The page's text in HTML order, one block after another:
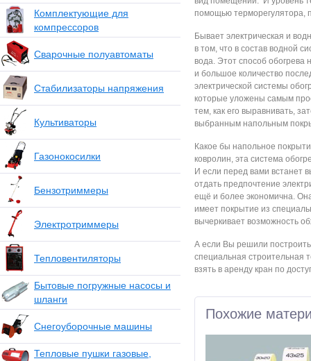
Комплектующие для
компрессоров
Сварочные полуавтоматы
Стабилизаторы напряжения
Культиваторы
Газонокосилки
Бензотриммеры
Электротриммеры
Тепловентиляторы
Бытовые погружные насосы и
шланги
Снегоуборочные машины
Тепловые пушки газовые,
помощью терморегулятора,
Бывает электрическая и
в том, что в состав водной
вода. Этот способ обогрева
и большое количество
электрической системы
которые уложены самым
тем, как его выравнивать,
выбранным напольным
Какое бы напольное
ковролин, эта система
И если перед вами встанет
отдать предпочтение
ещё и более экономична.
имеет покрытие из
вычеркивает возможность
А если Вы решили
специальная строительная
взять в аренду кран по
Похожие